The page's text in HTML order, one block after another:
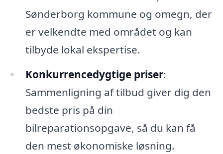
Sønderborg kommune og omegn, der
er velkendte med området og kan
tilbyde lokal ekspertise.
Konkurrencedygtige priser:
Sammenligning af tilbud giver dig den
bedste pris på din
bilreparationsopgave, så du kan få
den mest økonomiske løsning.